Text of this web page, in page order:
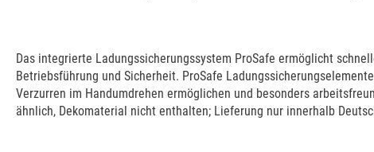
Das integrierte Ladungssicherungssystem ProSafe ermöglicht
Betriebsführung und Sicherheit. ProSafe
Verzurren im Handumdrehen ermöglichen und besonders
ähnlich, Dekomaterial nicht enthalten; Lieferung nur innerhalb